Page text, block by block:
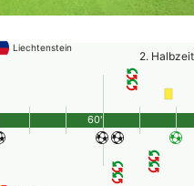
Liechtenstein
2. Halbzeit
60'